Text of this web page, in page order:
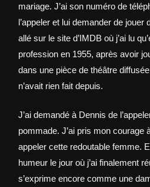
mariage. J’ai son numéro de
l’appeler et lui demander de jouer
allé sur le site d’IMDB où j’ai lu
profession en 1955, après avoir
dans une pièce de théâtre
n’avait rien fait depuis.
J’ai demandé à Dennis de
pommade. J’ai pris mon courage
appeler cette redoutable femme.
humeur le jour où j’ai finalement
s’exprime encore comme une